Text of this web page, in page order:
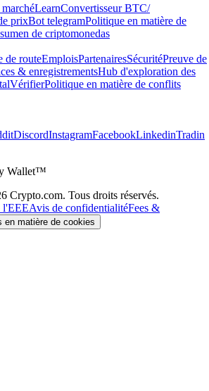
LearnConvertisseur BTC/
prixBot telegramPolitique en matière de
de criptomonedas
de routeEmploisPartenairesSécuritéPreuve de
& enregistrementsHub d'exploration des
VérifierPolitique en matière de conflits
DiscordInstagramFacebookLinkedinTradin
Wallet™
Crypto.com. Tous droits réservés.
l'EEEAvis de confidentialitéFees &
en matière de cookies